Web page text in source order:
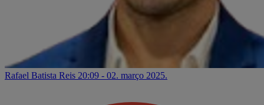
Rafael Batista Reis 20:09 - 02. março 2025.